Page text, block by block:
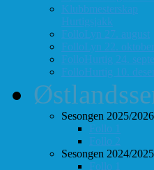
Klubbmesterskap
Hurtigsjakk
FolloLyn 27. august
FolloLyn 22. oktober
FolloHurtig 24.
FolloHurtig 10.
Sesongen 2025/2026
Follo 1
Follo 2
Sesongen 2024/2025
Follo 1